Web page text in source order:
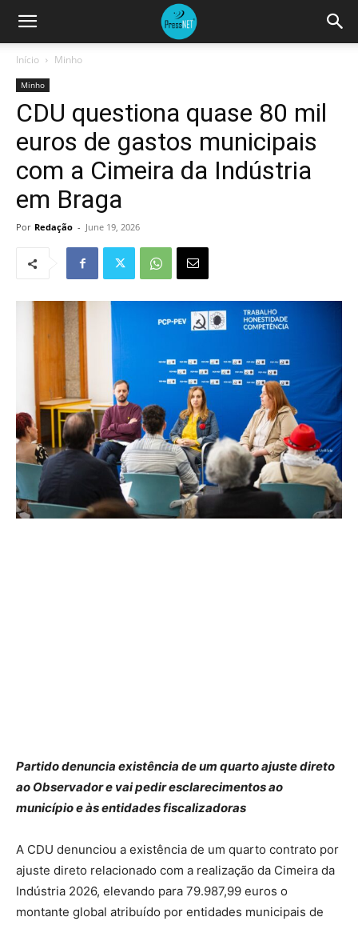
Início Minho
Minho
CDU questiona quase 80 mil
euros de gastos municipais
com a Cimeira da Indústria
em Braga
Por Redação - June 19, 2026
Partido denuncia existência de um quarto ajuste direto
ao Observador e vai pedir esclarecimentos ao
município e às entidades fiscalizadoras
A CDU denunciou a existência de um quarto contrato por
ajuste direto relacionado com a realização da Cimeira da
Indústria 2026, elevando para 79.987,99 euros o
montante global atribuído por entidades municipais de